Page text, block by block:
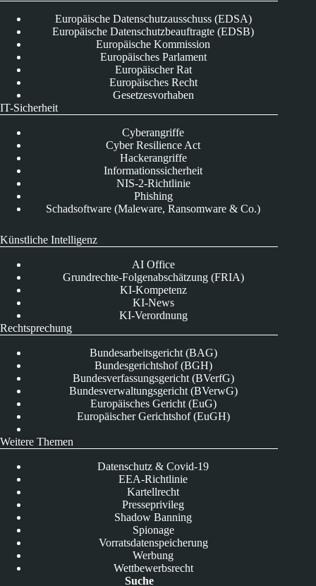
Europäische Datenschutzausschuss (EDSA)
Europäische Datenschutzbeauftragte (EDSB)
Europäische Kommission
Europäisches Parlament
Europäischer Rat
Europäisches Recht
Gesetzesvorhaben
IT-Sicherheit
Cyberangriffe
Cyber Resilience Act
Hackerangriffe
Informationssicherheit
NIS-2-Richtlinie
Phishing
Schadsoftware (Maleware, Ransomware & Co.)
Künstliche Intelligenz
AI Office
Grundrechte-Folgenabschätzung (FRIA)
KI-Kompetenz
KI-News
KI-Verordnung
Rechtsprechung
Bundesarbeitsgericht (BAG)
Bundesgerichtshof (BGH)
Bundesverfassungsgericht (BVerfG)
Bundesverwaltungsgericht (BVerwG)
Europäisches Gericht (EuG)
Europäischer Gerichtshof (EuGH)
Weitere Themen
Datenschutz & Covid-19
EEA-Richtlinie
Kartellrecht
Presseprivileg
Shadow Banning
Spionage
Vorratsdatenspeicherung
Werbung
Wettbewerbsrecht
Suche